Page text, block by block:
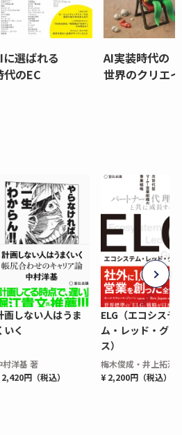
に選ばれる
代のEC
AI実装時代の
世界のクリエ
画しない人はうま
いく
村洋基 著
円（税込）
ELG（エコシステ
ム・レッド・グロ
ス）
梅木俊成・井上拓海
¥ 2,200円（税込）